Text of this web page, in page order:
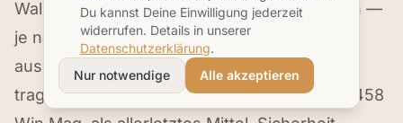
Walking Safaris und Wilderness Trails führen —
je nach Gruppengröße — meist zwei
ausgebildete Trails Guides die Gruppe. Sie
tragen ein Gewehr, in der Regel ein Kaliber .458
Du kannst Deine Einwilligung jederzeit
widerrufen. Details in unserer
Datenschutzerklärung.
Nur notwendige
Alle akzeptieren